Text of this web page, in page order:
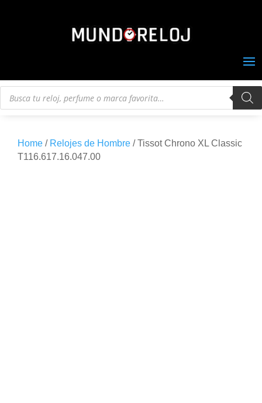
Búsqueda
Home / Relojes de Hombre / Tissot Chrono XL Classic
T116.617.16.047.00